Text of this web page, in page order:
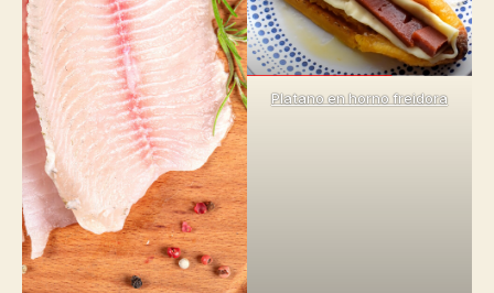
Platano en horno freidora